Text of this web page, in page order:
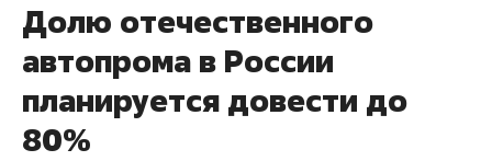
Долю отечественного
автопрома в России
планируется довести до
80%